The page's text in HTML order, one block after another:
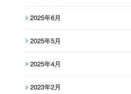
2025年6月
2025年5月
2025年4月
2023年2月